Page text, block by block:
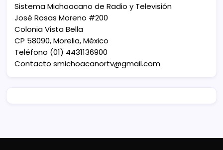
Sistema Michoacano de Radio y Televisión
José Rosas Moreno #200
Colonia Vista Bella
CP 58090, Morelia, México
Teléfono (01) 4431136900
Contacto smichoacanortv@gmail.com